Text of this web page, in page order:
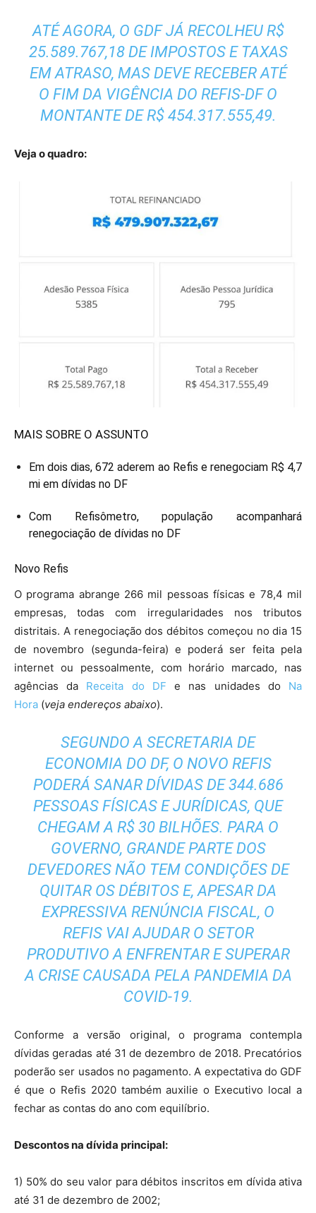
ATÉ AGORA, O GDF JÁ RECOLHEU R$
25.589.767,18 DE IMPOSTOS E TAXAS
EM ATRASO, MAS DEVE RECEBER ATÉ
O FIM DA VIGÊNCIA DO REFIS-DF O
MONTANTE DE R$ 454.317.555,49.
Veja o quadro:
MAIS SOBRE O ASSUNTO
Em dois dias, 672 aderem ao Refis e renegociam R$ 4,7
mi em dívidas no DF
Com Refisômetro, população acompanhará
renegociação de dívidas no DF
Novo Refis
O programa abrange 266 mil pessoas físicas e 78,4 mil
empresas, todas com irregularidades nos tributos
distritais. A renegociação dos débitos começou no dia 15
de novembro (segunda-feira) e poderá ser feita pela
internet ou pessoalmente, com horário marcado, nas
agências da Receita do DF e nas unidades do Na
Hora (veja endereços abaixo).
SEGUNDO A SECRETARIA DE
ECONOMIA DO DF, O NOVO REFIS
PODERÁ SANAR DÍVIDAS DE 344.686
PESSOAS FÍSICAS E JURÍDICAS, QUE
CHEGAM A R$ 30 BILHÕES. PARA O
GOVERNO, GRANDE PARTE DOS
DEVEDORES NÃO TEM CONDIÇÕES DE
QUITAR OS DÉBITOS E, APESAR DA
EXPRESSIVA RENÚNCIA FISCAL, O
REFIS VAI AJUDAR O SETOR
PRODUTIVO A ENFRENTAR E SUPERAR
A CRISE CAUSADA PELA PANDEMIA DA
COVID-19.
Conforme a versão original, o programa contempla
dívidas geradas até 31 de dezembro de 2018. Precatórios
poderão ser usados no pagamento. A expectativa do GDF
é que o Refis 2020 também auxilie o Executivo local a
fechar as contas do ano com equilíbrio.
Descontos na dívida principal:
1) 50% do seu valor para débitos inscritos em dívida ativa
até 31 de dezembro de 2002;